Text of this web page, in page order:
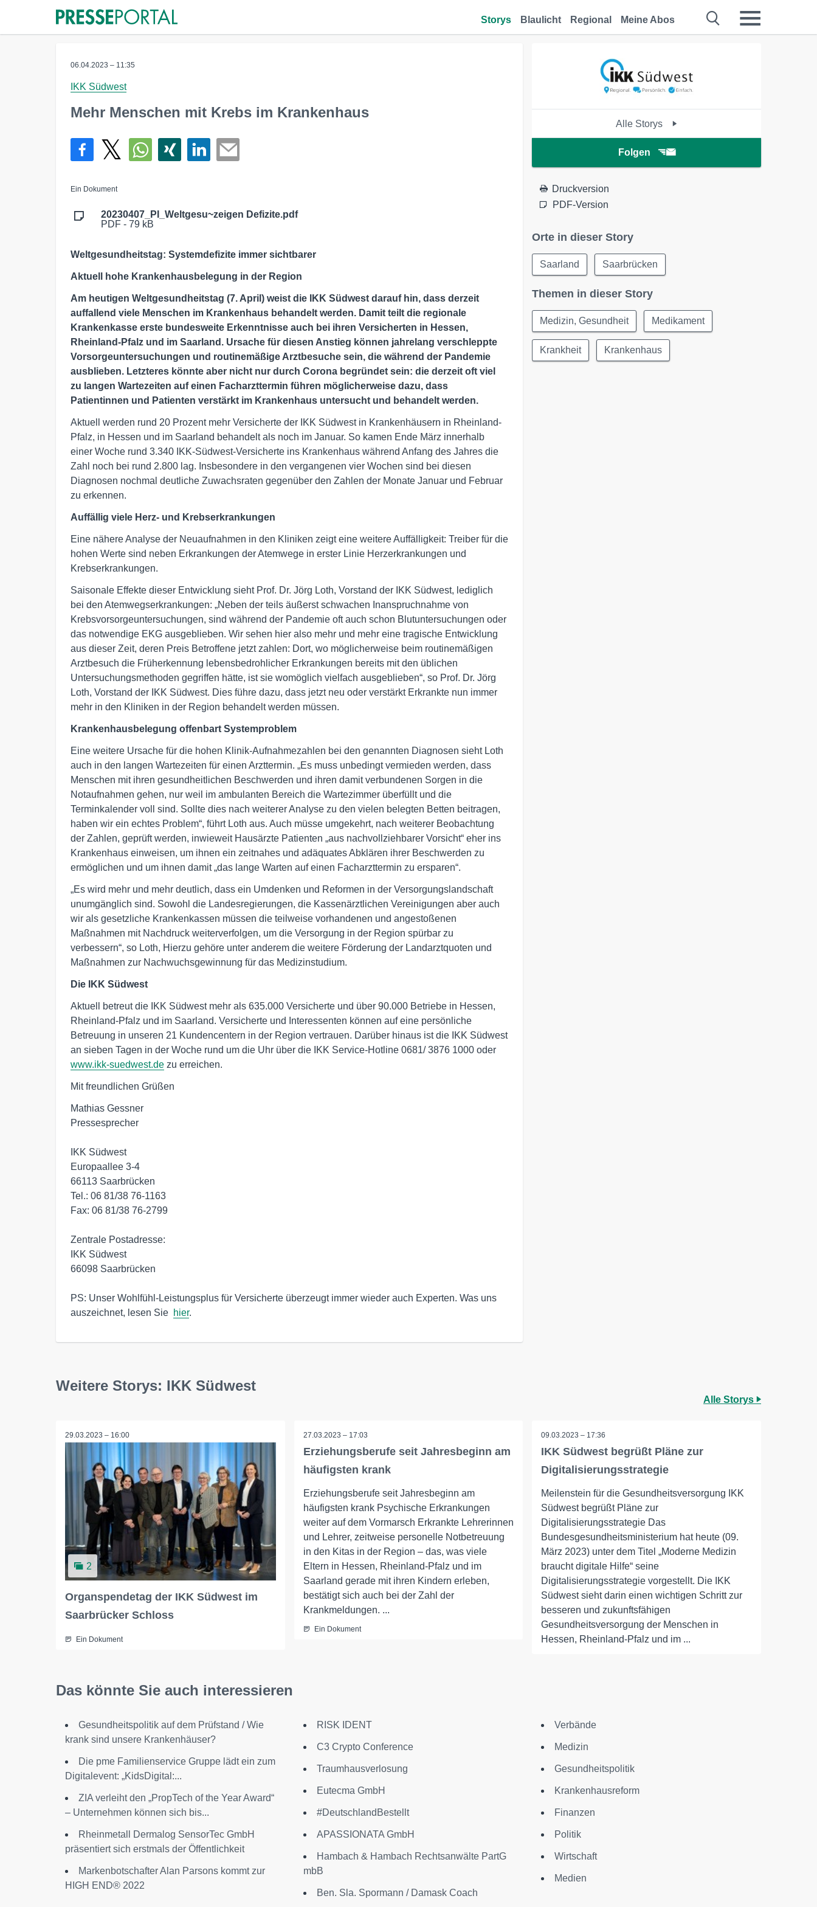
Storys Blaulicht Regional Meine Abos
06.04.2023 – 11:35
IKK Südwest
Mehr Menschen mit Krebs im Krankenhaus
Ein Dokument
20230407_PI_Weltgesu~zeigen Defizite.pdf
PDF - 79 kB
Weltgesundheitstag: Systemdefizite immer sichtbarer
Aktuell hohe Krankenhausbelegung in der Region
Am heutigen Weltgesundheitstag (7. April) weist die IKK Südwest darauf hin, dass derzeit
auffallend viele Menschen im Krankenhaus behandelt werden. Damit teilt die regionale
Krankenkasse erste bundesweite Erkenntnisse auch bei ihren Versicherten in Hessen,
Rheinland-Pfalz und im Saarland. Ursache für diesen Anstieg können jahrelang verschleppte
Vorsorgeuntersuchungen und routinemäßige Arztbesuche sein, die während der Pandemie
ausblieben. Letzteres könnte aber nicht nur durch Corona begründet sein: die derzeit oft viel
zu langen Wartezeiten auf einen Facharzttermin führen möglicherweise dazu, dass
Patientinnen und Patienten verstärkt im Krankenhaus untersucht und behandelt werden.
Aktuell werden rund 20 Prozent mehr Versicherte der IKK Südwest in Krankenhäusern in Rheinland-
Pfalz, in Hessen und im Saarland behandelt als noch im Januar. So kamen Ende März innerhalb
einer Woche rund 3.340 IKK-Südwest-Versicherte ins Krankenhaus während Anfang des Jahres die
Zahl noch bei rund 2.800 lag. Insbesondere in den vergangenen vier Wochen sind bei diesen
Diagnosen nochmal deutliche Zuwachsraten gegenüber den Zahlen der Monate Januar und Februar
zu erkennen.
Auffällig viele Herz- und Krebserkrankungen
Eine nähere Analyse der Neuaufnahmen in den Kliniken zeigt eine weitere Auffälligkeit: Treiber für die
hohen Werte sind neben Erkrankungen der Atemwege in erster Linie Herzerkrankungen und
Krebserkrankungen.
Saisonale Effekte dieser Entwicklung sieht Prof. Dr. Jörg Loth, Vorstand der IKK Südwest, lediglich
bei den Atemwegserkrankungen: „Neben der teils äußerst schwachen Inanspruchnahme von
Krebsvorsorgeuntersuchungen, sind während der Pandemie oft auch schon Blutuntersuchungen oder
das notwendige EKG ausgeblieben. Wir sehen hier also mehr und mehr eine tragische Entwicklung
aus dieser Zeit, deren Preis Betroffene jetzt zahlen: Dort, wo möglicherweise beim routinemäßigen
Arztbesuch die Früherkennung lebensbedrohlicher Erkrankungen bereits mit den üblichen
Untersuchungsmethoden gegriffen hätte, ist sie womöglich vielfach ausgeblieben“, so Prof. Dr. Jörg
Loth, Vorstand der IKK Südwest. Dies führe dazu, dass jetzt neu oder verstärkt Erkrankte nun immer
mehr in den Kliniken in der Region behandelt werden müssen.
Krankenhausbelegung offenbart Systemproblem
Eine weitere Ursache für die hohen Klinik-Aufnahmezahlen bei den genannten Diagnosen sieht Loth
auch in den langen Wartezeiten für einen Arzttermin. „Es muss unbedingt vermieden werden, dass
Menschen mit ihren gesundheitlichen Beschwerden und ihren damit verbundenen Sorgen in die
Notaufnahmen gehen, nur weil im ambulanten Bereich die Wartezimmer überfüllt und die
Terminkalender voll sind. Sollte dies nach weiterer Analyse zu den vielen belegten Betten beitragen,
haben wir ein echtes Problem“, führt Loth aus. Auch müsse umgekehrt, nach weiterer Beobachtung
der Zahlen, geprüft werden, inwieweit Hausärzte Patienten „aus nachvollziehbarer Vorsicht“ eher ins
Krankenhaus einweisen, um ihnen ein zeitnahes und adäquates Abklären ihrer Beschwerden zu
ermöglichen und um ihnen damit „das lange Warten auf einen Facharzttermin zu ersparen“.
„Es wird mehr und mehr deutlich, dass ein Umdenken und Reformen in der Versorgungslandschaft
unumgänglich sind. Sowohl die Landesregierungen, die Kassenärztlichen Vereinigungen aber auch
wir als gesetzliche Krankenkassen müssen die teilweise vorhandenen und angestoßenen
Maßnahmen mit Nachdruck weiterverfolgen, um die Versorgung in der Region spürbar zu
verbessern“, so Loth, Hierzu gehöre unter anderem die weitere Förderung der Landarztquoten und
Maßnahmen zur Nachwuchsgewinnung für das Medizinstudium.
Die IKK Südwest
Aktuell betreut die IKK Südwest mehr als 635.000 Versicherte und über 90.000 Betriebe in Hessen,
Rheinland-Pfalz und im Saarland. Versicherte und Interessenten können auf eine persönliche
Betreuung in unseren 21 Kundencentern in der Region vertrauen. Darüber hinaus ist die IKK Südwest
an sieben Tagen in der Woche rund um die Uhr über die IKK Service-Hotline 0681/ 3876 1000 oder
www.ikk-suedwest.de zu erreichen.
Mit freundlichen Grüßen
Mathias Gessner
Pressesprecher
IKK Südwest
Europaallee 3-4
66113 Saarbrücken
Tel.: 06 81/38 76-1163
Fax: 06 81/38 76-2799
Zentrale Postadresse:
IKK Südwest
66098 Saarbrücken
PS: Unser Wohlfühl-Leistungsplus für Versicherte überzeugt immer wieder auch Experten. Was uns
auszeichnet, lesen Sie hier.
Alle Storys
Folgen
Druckversion
PDF-Version
Orte in dieser Story
Saarland Saarbrücken
Themen in dieser Story
Medizin, Gesundheit Medikament
Krankheit Krankenhaus
Weitere Storys: IKK Südwest
Alle Storys
29.03.2023 – 16:00
2
Organspendetag der IKK Südwest im
Saarbrücker Schloss
Ein Dokument
27.03.2023 – 17:03
Erziehungsberufe seit Jahresbeginn am
häufigsten krank
Erziehungsberufe seit Jahresbeginn am
häufigsten krank Psychische Erkrankungen
weiter auf dem Vormarsch Erkrankte Lehrerinnen
und Lehrer, zeitweise personelle Notbetreuung
in den Kitas in der Region – das, was viele
Eltern in Hessen, Rheinland-Pfalz und im
Saarland gerade mit ihren Kindern erleben,
bestätigt sich auch bei der Zahl der
Krankmeldungen. ...
Ein Dokument
09.03.2023 – 17:36
IKK Südwest begrüßt Pläne zur
Digitalisierungsstrategie
Meilenstein für die Gesundheitsversorgung IKK
Südwest begrüßt Pläne zur
Digitalisierungsstrategie Das
Bundesgesundheitsministerium hat heute (09.
März 2023) unter dem Titel „Moderne Medizin
braucht digitale Hilfe“ seine
Digitalisierungsstrategie vorgestellt. Die IKK
Südwest sieht darin einen wichtigen Schritt zur
besseren und zukunftsfähigen
Gesundheitsversorgung der Menschen in
Hessen, Rheinland-Pfalz und im ...
Das könnte Sie auch interessieren
Gesundheitspolitik auf dem Prüfstand / Wie
krank sind unsere Krankenhäuser?
Die pme Familienservice Gruppe lädt ein zum
Digitalevent: „KidsDigital:...
ZIA verleiht den „PropTech of the Year Award“
– Unternehmen können sich bis...
Rheinmetall Dermalog SensorTec GmbH
präsentiert sich erstmals der Öffentlichkeit
Markenbotschafter Alan Parsons kommt zur
HIGH END® 2022
RISK IDENT
C3 Crypto Conference
Traumhausverlosung
Eutecma GmbH
#DeutschlandBestellt
APASSIONATA GmbH
Hambach & Hambach Rechtsanwälte PartG
mbB
Ben. Sla. Spormann / Damask Coach
Verbände
Medizin
Gesundheitspolitik
Krankenhausreform
Finanzen
Politik
Wirtschaft
Medien